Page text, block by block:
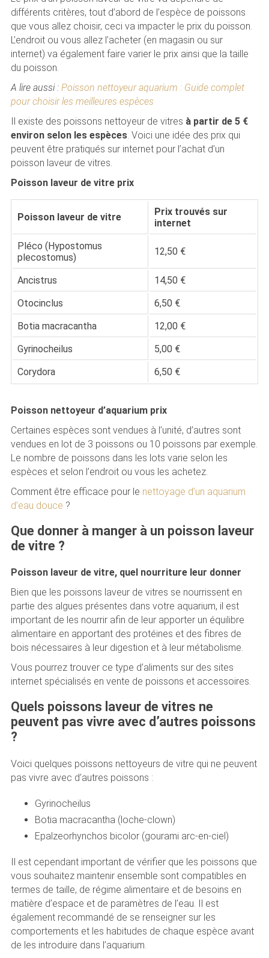
différents critères, tout d’abord de l’espèce de poissons
que vous allez choisir, ceci va impacter le prix du poisson.
L’endroit ou vous allez l’acheter (en magasin ou sur
internet) va également faire varier le prix ainsi que la taille
du poisson.
A lire aussi : Poisson nettoyeur aquarium : Guide complet
pour choisir les meilleures espèces
Il existe des poissons nettoyeur de vitres à partir de 5 €
environ selon les espèces. Voici une idée des prix qui
peuvent être pratiqués sur internet pour l’achat d’un
poisson laveur de vitres.
Poisson laveur de vitre prix
Poisson laveur de vitre
Prix trouvés sur
internet
Pléco (Hypostomus
plecostomus)
12,50 €
Ancistrus
14,50 €
Otocinclus
6,50 €
Botia macracantha
12,00 €
Gyrinocheilus
5,00 €
Corydora
6,50 €
Poisson nettoyeur d’aquarium prix
Certaines espèces sont vendues à l’unité, d’autres sont
vendues en lot de 3 poissons ou 10 poissons par exemple.
Le nombre de poissons dans les lots varie selon les
espèces et selon l’endroit ou vous les achetez.
Comment être efficace pour le nettoyage d’un aquarium
d’eau douce ?
Que donner à manger à un poisson laveur
de vitre ?
Poisson laveur de vitre, quel nourriture leur donner
Bien que les poissons laveur de vitres se nourrissent en
partie des algues présentes dans votre aquarium, il est
important de les nourrir afin de leur apporter un équilibre
alimentaire en apportant des protéines et des fibres de
bois nécessaires à leur digestion et à leur métabolisme.
Vous pourrez trouver ce type d’aliments sur des sites
internet spécialisés en vente de poissons et accessoires.
Quels poissons laveur de vitres ne
peuvent pas vivre avec d’autres poissons
?
Voici quelques poissons nettoyeurs de vitre qui ne peuvent
pas vivre avec d’autres poissons :
Gyrinocheilus
Botia macracantha (loche-clown)
Epalzeorhynchos bicolor (gourami arc-en-ciel)
Il est cependant important de vérifier que les poissons que
vous souhaitez maintenir ensemble sont compatibles en
termes de taille, de régime alimentaire et de besoins en
matière d’espace et de paramètres de l’eau. Il est
également recommandé de se renseigner sur les
comportements et les habitudes de chaque espèce avant
de les introduire dans l’aquarium.